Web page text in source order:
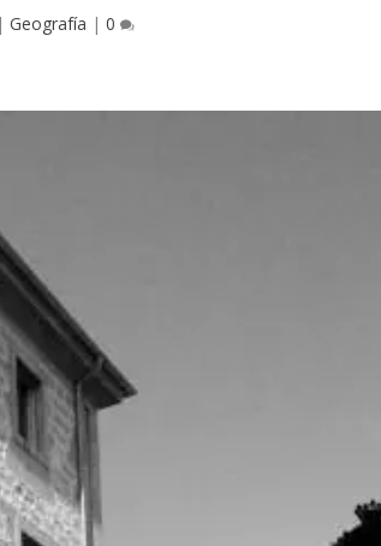
| Geografía | 0